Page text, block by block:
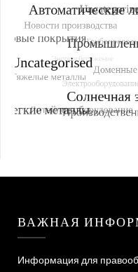
ВАЖНАЯ
Информация для